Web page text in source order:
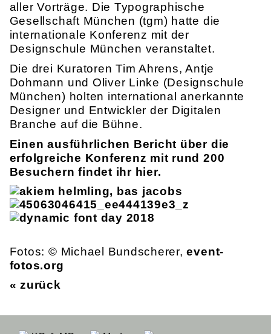
aller Vorträge. Die Typographische
Gesellschaft München (tgm) hatte die
internationale Konferenz mit der
Designschule München veranstaltet.
Die drei Kuratoren Tim Ahrens, Antje
Dohmann und Oliver Linke (Designschule
München) holten international anerkannte
Designer und Entwickler der Digitalen
Branche auf die Bühne.
Einen ausführlichen Bericht über die
erfolgreiche Konferenz mit rund 200
Besuchern findet ihr hier.
Fotos: © Michael Bundscherer,event-
fotos.org
« zurück